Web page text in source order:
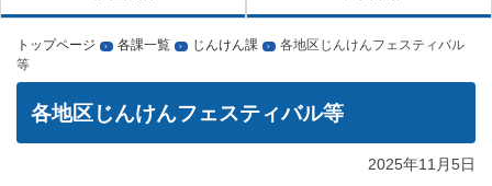
トップページ › 各課一覧 › じんけん課 ›
各地区じんけんフェスティバル
等
各地区じんけんフェスティバル等
2025年11月5日